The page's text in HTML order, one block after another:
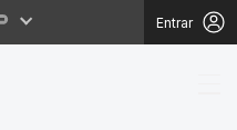
Entrar